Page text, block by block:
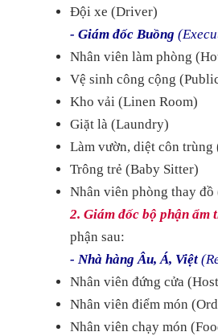
Đội xe (Driver)
- Giám đốc Buồng
Nhân viên làm phòng
Vệ sinh công cộng
Kho vải (Linen Room)
Giặt là (Laundry)
Làm vườn, diệt côn trùng
Trông trẻ (Baby Sitter)
Nhân viên phòng thay
2. Giám đốc bộ phận
phận sau:
- Nhà hàng Âu, Á, Việt
Nhân viên đứng cửa
Nhân viên điểm món
Nhân viên chạy món